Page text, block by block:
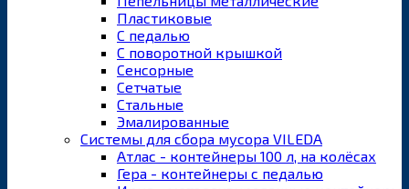
Пластиковые
С педалью
С поворотной крышкой
Сенсорные
Сетчатые
Стальные
Эмалированные
Системы для сбора мусора VILEDA
Атлас - контейнеры 100 л, на колёсах
Гера - контейнеры с педалью